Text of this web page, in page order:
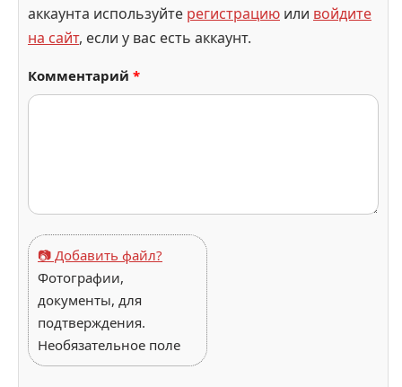
аккаунта используйте регистрацию или войдите
на сайт, если у вас есть аккаунт.
Комментарий *
📷 Добавить файл?
Фотографии,
документы, для
подтверждения.
Необязательное поле